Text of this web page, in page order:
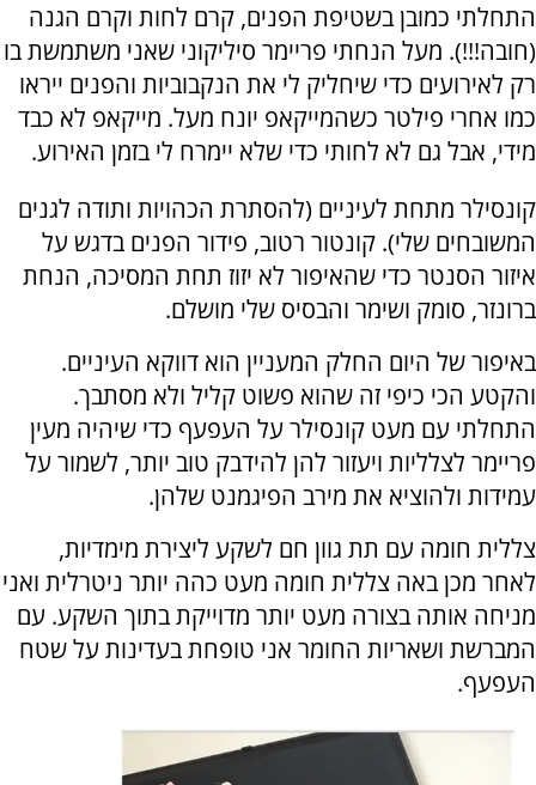
התחלתי כמובן בשטיפת הפנים, קרם לחות וקרם הגנה
(חובה!!!). מעל הנחתי פריימר סיליקוני שאני משתמשת בו
רק לאירועים כדי שיחליק לי את הנקבוביות והפנים ייראו
כמו אחרי פילטר כשהמייקאפ יונח מעל. מייקאפ לא כבד
מידי, אבל גם לא לחותי כדי שלא יימרח לי בזמן האירוע.
קונסילר מתחת לעיניים (להסתרת הכהויות ותודה לגנים
המשובחים שלי). קונטור רטוב, פידור הפנים בדגש על
איזור הסנטר כדי שהאיפור לא יזוז תחת המסיכה, הנחת
ברונזר, סומק ושימר והבסיס שלי מושלם.
באיפור של היום החלק המעניין הוא דווקא העיניים.
והקטע הכי כיפי זה שהוא פשוט קליל ולא מסתבך.
התחלתי עם מעט קונסילר על העפעף כדי שיהיה מעין
פריימר לצלליות ויעזור להן להידבק טוב יותר, לשמור על
עמידות ולהוציא את מירב הפיגמנט שלהן.
צללית חומה עם תת גוון חם לשקע ליצירת מימדיות,
לאחר מכן באה צללית חומה מעט כהה יותר ניטרלית ואני
מניחה אותה בצורה מעט יותר מדוייקת בתוך השקע. עם
המברשת ושאריות החומר אני טופחת בעדינות על שטח
העפעף.